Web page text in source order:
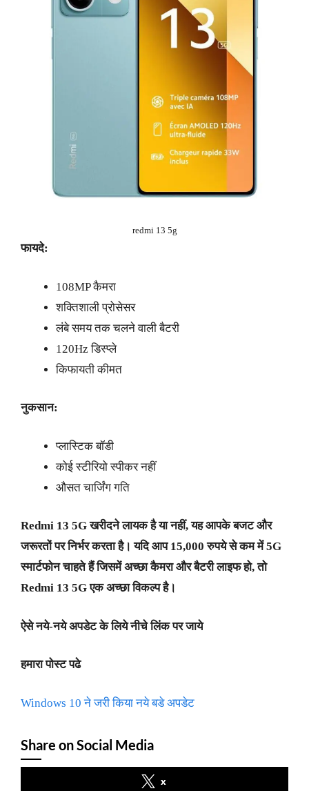
redmi 13 5g
फायदे:
108MP कैमरा
शक्तिशाली प्रोसेसर
लंबे समय तक चलने वाली बैटरी
120Hz डिस्प्ले
किफायती कीमत
नुकसान:
प्लास्टिक बॉडी
कोई स्टीरियो स्पीकर नहीं
औसत चार्जिंग गति
Redmi 13 5G खरीदने लायक है या नहीं, यह आपके बजट और
जरूरतों पर निर्भर करता है। यदि आप 15,000 रुपये से कम में 5G
स्मार्टफोन चाहते हैं जिसमें अच्छा कैमरा और बैटरी लाइफ हो, तो
Redmi 13 5G एक अच्छा विकल्प है।
ऐसे नये-नये अपडेट के लिये नीचे लिंक पर जाये
हमारा पोस्ट पढे
Windows 10 ने जरी किया नये बडे अपडेट
Share on Social Media
x